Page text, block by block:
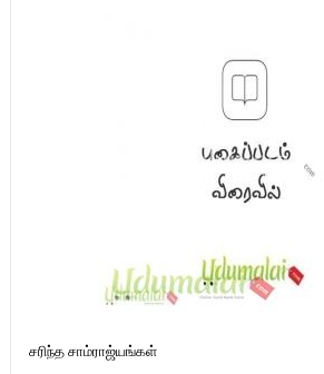
சரிந்த சாம்ராஜ்யங்கள்